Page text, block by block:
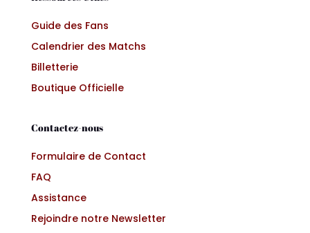
Guide des Fans
Calendrier des Matchs
Billetterie
Boutique Officielle
Contactez-nous
Formulaire de Contact
FAQ
Assistance
Rejoindre notre Newsletter